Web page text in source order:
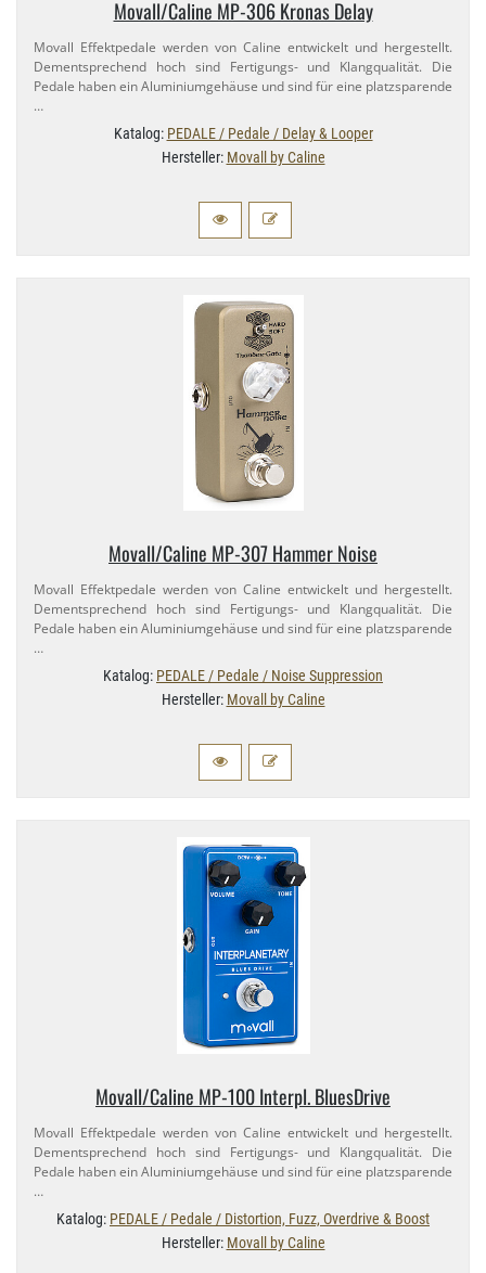
Movall/​Caline MP-​306 Kronas Delay
Movall Effektpedale werden von Caline entwickelt und hergestellt.
Dementsprechend hoch sind Fertigungs- und Klangqualität. Die
Pedale haben ein Aluminiumgehäuse und sind für eine platzsparende
…
Katalog: PEDALE / Pedale / Delay & Looper
Hersteller: Movall by Caline
Movall/​Caline MP-​307 Hammer Noise
Movall Effektpedale werden von Caline entwickelt und hergestellt.
Dementsprechend hoch sind Fertigungs- und Klangqualität. Die
Pedale haben ein Aluminiumgehäuse und sind für eine platzsparende
…
Katalog: PEDALE / Pedale / Noise Suppression
Hersteller: Movall by Caline
Movall/​Caline MP-​100 Interpl. BluesDrive
Movall Effektpedale werden von Caline entwickelt und hergestellt.
Dementsprechend hoch sind Fertigungs- und Klangqualität. Die
Pedale haben ein Aluminiumgehäuse und sind für eine platzsparende
…
Katalog: PEDALE / Pedale / Distortion, Fuzz, Overdrive & Boost
Hersteller: Movall by Caline